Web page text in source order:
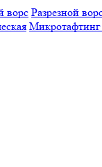
ворс Разрезной
Микротафтинг